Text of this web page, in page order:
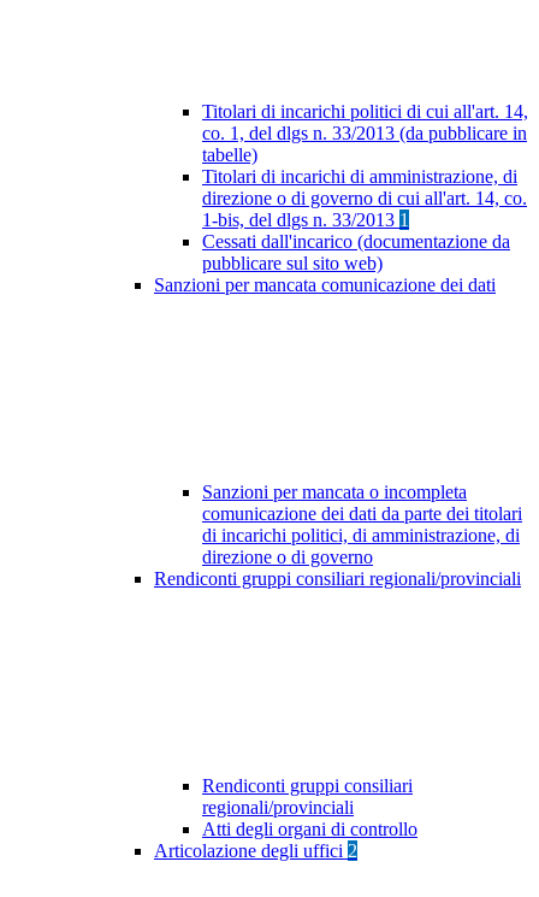
Titolari di incarichi politici di cui all'art. 14,
co. 1, del dlgs n. 33/2013 (da pubblicare in
tabelle)
Titolari di incarichi di amministrazione, di
direzione o di governo di cui all'art. 14, co.
1-bis, del dlgs n. 33/2013 1
Cessati dall'incarico (documentazione da
pubblicare sul sito web)
Sanzioni per mancata comunicazione dei dati
Sanzioni per mancata o incompleta
comunicazione dei dati da parte dei titolari
di incarichi politici, di amministrazione, di
direzione o di governo
Rendiconti gruppi consiliari regionali/provinciali
Rendiconti gruppi consiliari
regionali/provinciali
Atti degli organi di controllo
Articolazione degli uffici 2